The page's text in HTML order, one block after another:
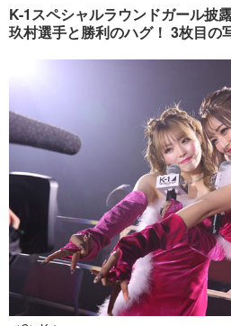
音楽
ペット
その他
プッシュ通知の停止方法
K-1スペシャルラウンドガール披
玖村選手と勝利のハグ！ 3枚目の